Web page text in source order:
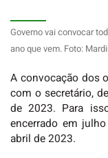
Governo vai convocar
ano que vem. Foto:
A convocação dos
com o secretário,
de 2023. Para
encerrado em
abril de 2023.